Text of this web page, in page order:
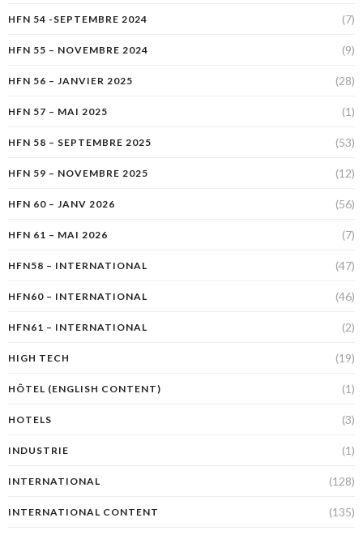
HFN 54 -SEPTEMBRE 2024 (7)
HFN 55 – NOVEMBRE 2024 (9)
HFN 56 – JANVIER 2025 (28)
HFN 57 – MAI 2025 (1)
HFN 58 – SEPTEMBRE 2025 (53)
HFN 59 – NOVEMBRE 2025 (12)
HFN 60 – JANV 2026 (56)
HFN 61 – MAI 2026 (7)
HFN58 – INTERNATIONAL (47)
HFN60 – INTERNATIONAL (46)
HFN61 – INTERNATIONAL (2)
HIGH TECH (19)
HÔTEL (ENGLISH CONTENT) (1)
HOTELS (3)
INDUSTRIE (1)
INTERNATIONAL (128)
INTERNATIONAL CONTENT (135)